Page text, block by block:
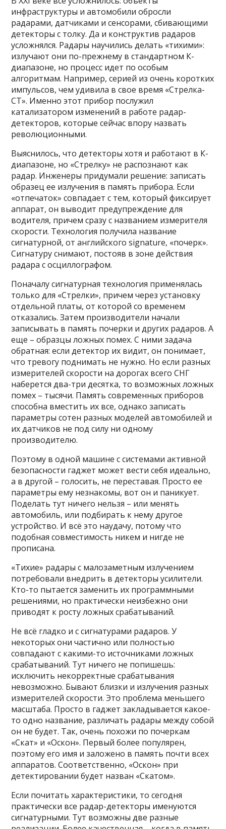
инфраструктуры и автомобили обросли
радарами, датчиками и сенсорами, сбивающими
детекторы с толку. Да и конструктив радаров
усложнялся. Радары научились делать «тихими»:
излучают они по-прежнему в стандартном К-
диапазоне, но процесс идет по особым
алгоритмам. Например, серией из очень коротких
импульсов, чем удивила в свое время «Стрелка-
СТ». Именно этот прибор послужил
катализатором изменений в работе радар-
детекторов, которые сейчас впору назвать
революционными.
Выяснилось, что детекторы хотя и работают в К-
диапазоне, но «Стрелку» не распознают как
радар. Инженеры придумали решение: записать
образец ее излучения в память прибора. Если
«отпечаток» совпадает с тем, который фиксирует
аппарат, он выводит предупреждение для
водителя, причем сразу с названием измерителя
скорости. Технология получила название
сигнатурной, от английского signature, «почерк».
Сигнатуру снимают, постояв в зоне действия
радара с осциллографом.
Поначалу сигнатурная технология применялась
только для «Стрелки», причем через установку
отдельной платы, от которой со временем
отказались. Затем производители начали
записывать в память почерки и других радаров. А
еще – образцы ложных помех. С ними задача
обратная: если детектор их видит, он понимает,
что тревогу поднимать не нужно. Но если разных
измерителей скорости на дорогах всего СНГ
наберется два-три десятка, то возможных ложных
помех – тысячи. Память современных приборов
способна вместить их все, однако записать
параметры сотен разных моделей автомобилей и
их датчиков не под силу ни одному
производителю.
Поэтому в одной машине с системами активной
безопасности гаджет может вести себя идеально,
а в другой – голосить, не переставая. Просто ее
параметры ему незнакомы, вот он и паникует.
Поделать тут ничего нельзя – или менять
автомобиль, или подбирать к нему другое
устройство. И всё это наудачу, потому что
подобная совместимость никем и нигде не
прописана.
«Тихие» радары с малозаметным излучением
потребовали внедрить в детекторы усилители.
Кто-то пытается заменить их программными
решениями, но практически неизбежно они
приводят к росту ложных срабатываний.
Не всё гладко и с сигнатурами радаров. У
некоторых они частично или полностью
совпадают с какими-то источниками ложных
срабатываний. Тут ничего не попишешь:
исключить некорректные срабатывания
невозможно. Бывают близки и излучения разных
измерителей скорости. Это проблема меньшего
масштаба. Просто в гаджет закладывается какое-
то одно название, различать радары между собой
он не будет. Так, очень похожи по почеркам
«Скат» и «Оскон». Первый более популярен,
поэтому его имя и заложено в память почти всех
аппаратов. Соответственно, «Оскон» при
детектировании будет назван «Скатом».
Если почитать характеристики, то сегодня
практически все радар-детекторы именуются
сигнатурными. Тут возможны две разные